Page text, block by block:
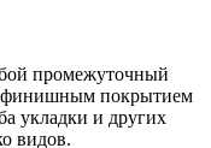
промежуточный
финишным покрытием
укладки и других
видов.